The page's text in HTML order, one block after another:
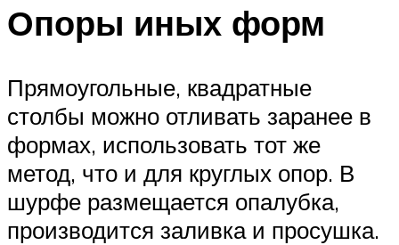
Опоры иных форм
Прямоугольные, квадратные
столбы можно отливать заранее в
формах, использовать тот же
метод, что и для круглых опор. В
шурфе размещается опалубка,
производится заливка и просушка.